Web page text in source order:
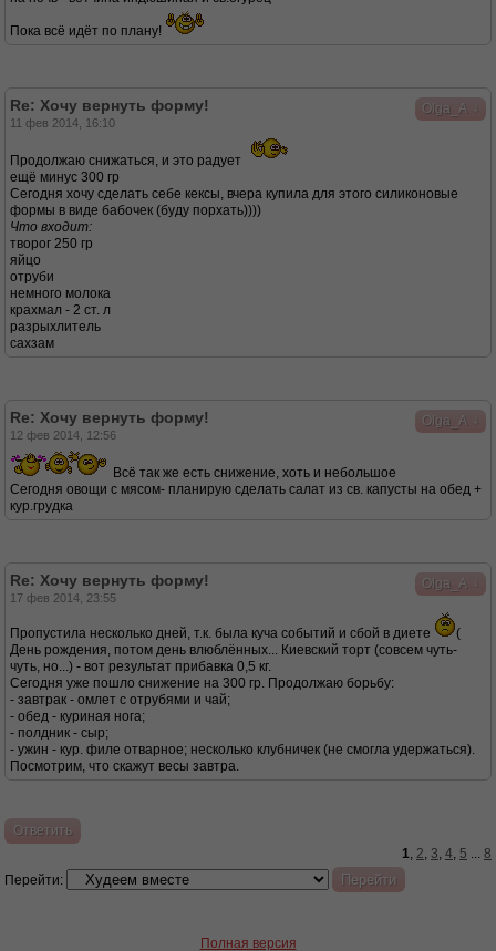
Пока всё идёт по плану!
Olga_A
Re: Хочу вернуть форму!
11 фев 2014, 16:10
Продолжаю снижаться, и это радует
ещё минус 300 гр
Сегодня хочу сделать себе кексы, вчера купила для этого силиконовые
формы в виде бабочек (буду порхать))))
Что входит:
творог 250 гр
яйцо
отруби
немного молока
крахмал - 2 ст. л
разрыхлитель
сахзам
Olga_A
Re: Хочу вернуть форму!
12 фев 2014, 12:56
Всё так же есть снижение, хоть и небольшое
Сегодня овощи с мясом- планирую сделать салат из св. капусты на обед +
кур.грудка
Olga_A
Re: Хочу вернуть форму!
17 фев 2014, 23:55
Пропустила несколько дней, т.к. была куча событий и сбой в диете
(
День рождения, потом день влюблённых... Киевский торт (совсем чуть-
чуть, но...) - вот результат прибавка 0,5 кг.
Сегодня уже пошло снижение на 300 гр. Продолжаю борьбу:
- завтрак - омлет с отрубями и чай;
- обед - куриная нога;
- полдник - сыр;
- ужин - кур. филе отварное; несколько клубничек (не смогла удержаться).
Посмотрим, что скажут весы завтра.
Ответить
1, 2, 3, 4, 5 ... 8
Перейти:
Полная версия